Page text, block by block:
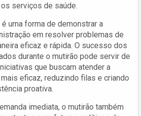
serviços de saúde.
uma forma de demonstrar a
em resolver problemas de
eficaz e rápida. O sucesso dos
durante o mutirão pode servir de
que buscam atender a
eficaz, reduzindo filas e criando
proativa.
imediata, o mutirão também